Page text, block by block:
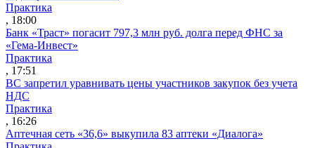
Практика
, 18:00
Банк «Траст» погасит 797,3 млн руб. долга перед ФНС за
«Гема-Инвест»
Практика
, 17:51
ВС запретил уравнивать цены участников закупок без учета
НДС
Практика
, 16:26
Аптечная сеть «36,6» выкупила 83 аптеки «Диалога»